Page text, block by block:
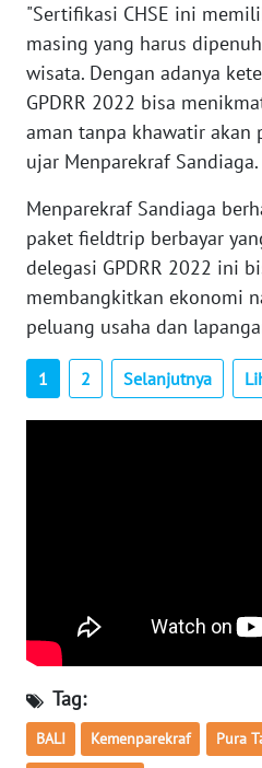
"Sertifikasi CHSE ini
masing yang harus
wisata. Dengan adanya
GPDRR 2022 bisa
aman tanpa khawatir akan
ujar Menparekraf Sandiaga.
Menparekraf Sandiaga
paket fieldtrip berbayar
delegasi GPDRR 2022 ini
membangkitkan ekonomi
peluang usaha dan
1 2 Selanjutnya
Tag:
BALI Kemenparekraf Pura
Informasi
INDEKS
BERITA
KONTAK
INFO
IKLAN
TENTANG
DISCLAIMER
Wahana
News
Regional